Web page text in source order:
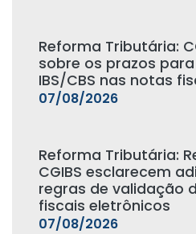
Reforma Tributária:
sobre os prazos
IBS/CBS nas notas
07/08/2026
Reforma Tributária:
CGIBS esclarecem
regras de validação
fiscais eletrônicos
07/08/2026